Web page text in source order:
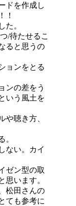
ドを作成し
！
た。
/待たせるこ
ると思うの
ョンをとる
ンの差をう
いう風土を
や聴き方、
。
ない。カイ
ゼン型の取
思います。
松田さんの
ても参考に